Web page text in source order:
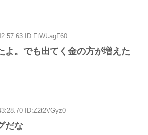
ID:FtWUagF60
よ。でも出てく金の方が増えた
ID:Z2t2VGyz0
だな